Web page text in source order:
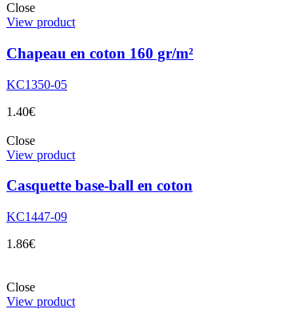
Close
View product
Chapeau en coton 160 gr/m²
KC1350-05
1.40€
Close
View product
Casquette base-ball en coton
KC1447-09
1.86€
Close
View product